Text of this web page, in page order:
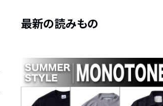
最新の読みもの